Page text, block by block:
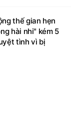
thế gian hẹn
hài nhi" kém 5
tình vì bị